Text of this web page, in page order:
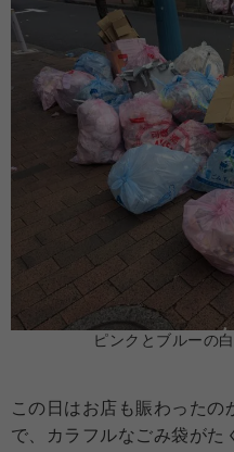
ピンクとブルーの
この日はお店も賑わったの
で、カラフルなごみ袋がた